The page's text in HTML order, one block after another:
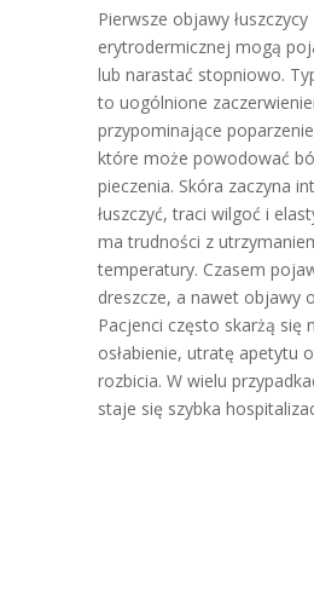
Pierwsze objawy łuszczycy
erytrodermicznej mogą
lub narastać stopniowo.
to uogólnione
przypominające
które może powodować
pieczenia. Skóra zaczyna
łuszczyć, traci wilgoć i
ma trudności z
temperatury. Czasem
dreszcze, a nawet objawy
Pacjenci często skarżą się
osłabienie, utratę apetytu
rozbicia. W wielu
staje się szybka